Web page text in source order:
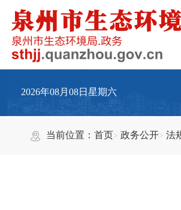
2026年08月08日星期六
当前位置：首页 政务公开 法